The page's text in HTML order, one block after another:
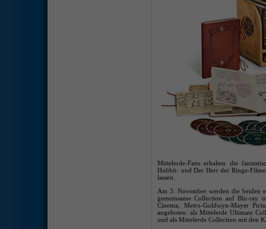
Mittelerde-Fans erhalten die
Hobbit- und Der Herr der Ringe-
lassen.
Am 3. November werden die beiden
gemeinsame Collection auf Blu-
Cinema, Metro-Goldwyn-Mayer
angeboten: als Mittelerde Ultimate
und als Mittelerde Collection mit den